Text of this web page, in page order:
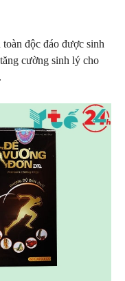
độc đáo được sinh
cường sinh lý cho